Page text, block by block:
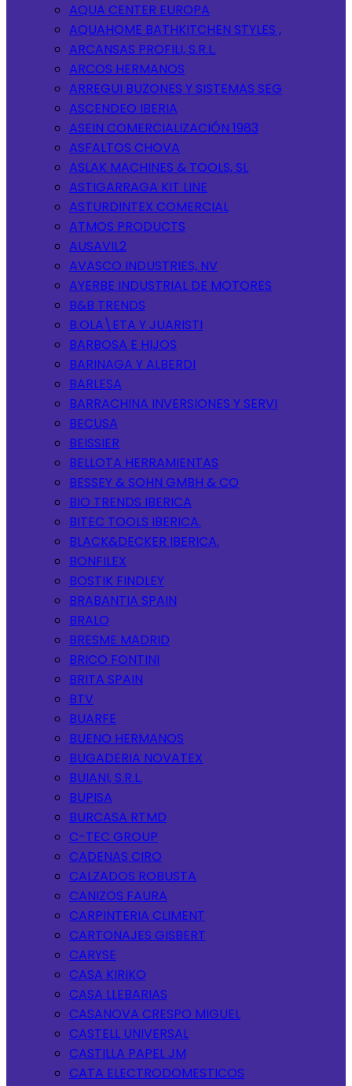
AQUA CENTER EUROPA
AQUAHOME BATHKITCHEN STYLES ,
ARCANSAS PROFILI, S.R.L.
ARCOS HERMANOS
ARREGUI BUZONES Y SISTEMAS SEG
ASCENDEO IBERIA
ASEIN COMERCIALIZACIÓN 1983
ASFALTOS CHOVA
ASLAK MACHINES & TOOLS, SL
ASTIGARRAGA KIT LINE
ASTURDINTEX COMERCIAL
ATMOS PRODUCTS
AUSAVIL2
AVASCO INDUSTRIES, NV
AYERBE INDUSTRIAL DE MOTORES
B&B TRENDS
B.OLA\ETA Y JUARISTI
BARBOSA E HIJOS
BARINAGA Y ALBERDI
BARLESA
BARRACHINA INVERSIONES Y SERVI
BECUSA
BEISSIER
BELLOTA HERRAMIENTAS
BESSEY & SOHN GMBH & CO
BIO TRENDS IBERICA
BITEC TOOLS IBERICA.
BLACK&DECKER IBERICA.
BONFILEX
BOSTIK FINDLEY
BRABANTIA SPAIN
BRALO
BRESME MADRID
BRICO FONTINI
BRITA SPAIN
BTV
BUARFE
BUENO HERMANOS
BUGADERIA NOVATEX
BUIANI, S.R.L.
BUPISA
BURCASA RTMD
C-TEC GROUP
CADENAS CIRO
CALZADOS ROBUSTA
CANIZOS FAURA
CARPINTERIA CLIMENT
CARTONAJES GISBERT
CARYSE
CASA KIRIKO
CASA LLEBARIAS
CASANOVA CRESPO MIGUEL
CASTELL UNIVERSAL
CASTILLA PAPEL JM
CATA ELECTRODOMESTICOS